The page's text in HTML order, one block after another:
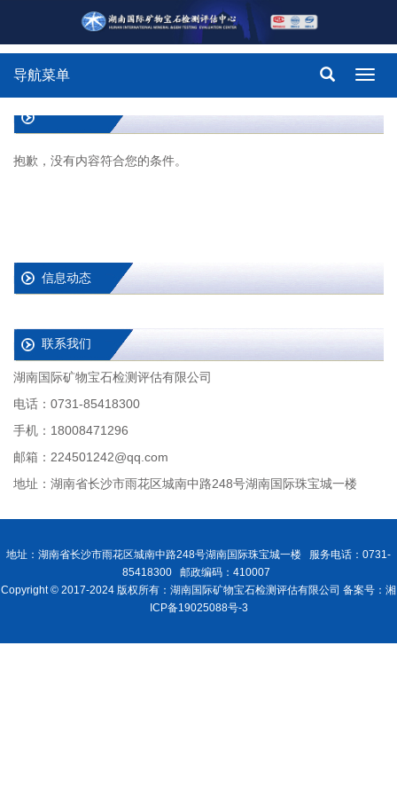
导航菜单
抱歉，没有内容符合您的条件。
信息动态
联系我们
湖南国际矿物宝石检测评估有限公司
电话：0731-85418300
手机：18008471296
邮箱：224501242@qq.com
地址：湖南省长沙市雨花区城南中路248号湖南国际珠宝城一楼
地址：湖南省长沙市雨花区城南中路248号湖南国际珠宝城一楼 服务电话：0731-
85418300 邮政编码：410007
Copyright © 2017-2024 版权所有：湖南国际矿物宝石检测评估有限公司 备案号：湘
ICP备19025088号-3